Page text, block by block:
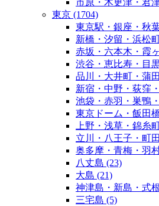
東京 (1704)
東京駅・銀座・秋
新橋・汐留・浜松
赤坂・六本木・霞
渋谷・恵比寿・目
品川・大井町・蒲
新宿・中野・荻窪
池袋・赤羽・巣鴨
東京ドーム・飯田
上野・浅草・錦糸
立川・八王子・町
奥多摩・青梅・羽
八丈島 (23)
大島 (21)
神津島・新島・式
三宅島 (5)